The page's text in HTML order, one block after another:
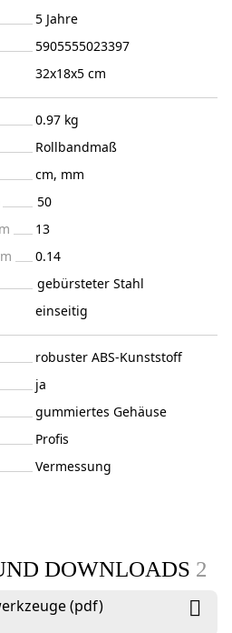
5 Jahre
5905555023397
32x18x5 cm
0.97 kg
Rollbandmaß
cm, mm
50
13
0.14
gebürsteter Stahl
einseitig
robuster ABS-Kunststoff
ja
gummiertes Gehäuse
Profis
Vermessung
DOWNLOADS 2
(pdf)